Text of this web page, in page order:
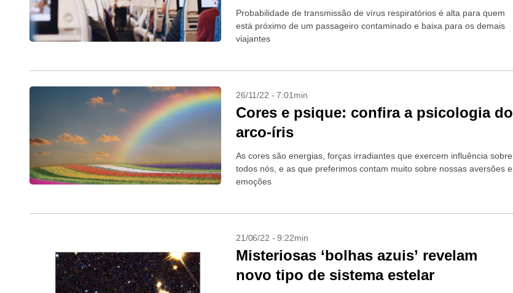
Probabilidade de transmissão de vírus respiratórios é alta para quem
está próximo de um passageiro contaminado e baixa para os demais
viajantes
26/11/22 - 7:01min
Cores e psique: confira a psicologia do
arco-íris
As cores são energias, forças irradiantes que exercem influência sobre
todos nós, e as que preferimos contam muito sobre nossas aversões e
emoções
21/06/22 - 9:22min
Misteriosas ‘bolhas azuis’ revelam
novo tipo de sistema estelar